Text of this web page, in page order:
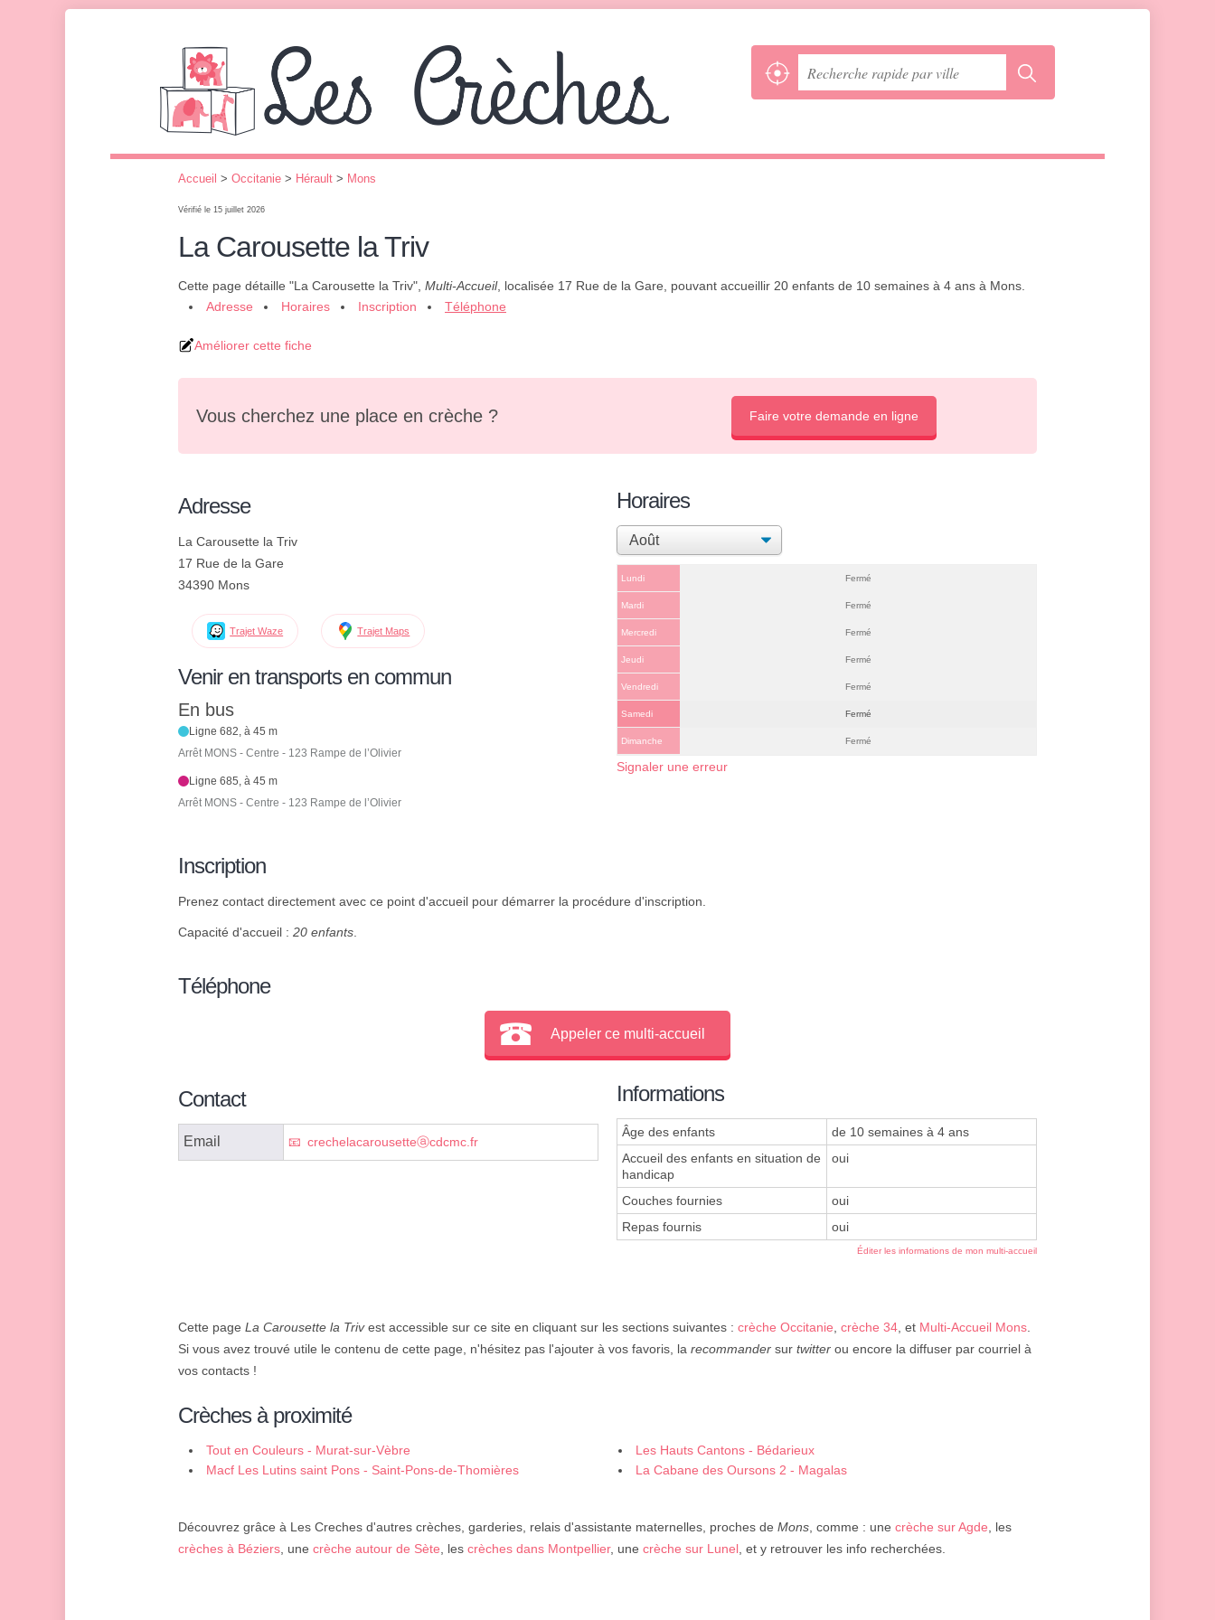
Accueil > Occitanie > Hérault > Mons
Vérifié le 15 juillet 2026
La Carousette la Triv
Cette page détaille "La Carousette la Triv", Multi-Accueil, localisée 17 Rue de la Gare, pouvant accueillir 20 enfants de 10 semaines à 4 ans à Mons.
Adresse
Horaires Inscription Téléphone
Améliorer cette fiche
Vous cherchez une place en crèche ? Faire votre demande en ligne
Adresse
La Carousette la Triv
17 Rue de la Gare
34390 Mons
Trajet Waze Trajet Maps
Venir en transports en commun
En bus
Ligne 682, à 45 m
Arrêt MONS - Centre - 123 Rampe de l’Olivier
Ligne 685, à 45 m
Arrêt MONS - Centre - 123 Rampe de l’Olivier
Horaires
Lundi Fermé
Mardi Fermé
Mercredi Fermé
Jeudi Fermé
Vendredi Fermé
Samedi Fermé
Dimanche Fermé
Signaler une erreur
Inscription
Prenez contact directement avec ce point d'accueil pour démarrer la procédure d'inscription.
Capacité d'accueil : 20 enfants.
Téléphone
Appeler ce multi-accueil
Contact
Email crechelacarousetteⓐcdcmc.fr
Informations
Âge des enfants
de 10 semaines à 4 ans
Accueil des enfants en situation de
handicap
oui
Couches fournies
oui
Repas fournis
oui
Éditer les informations de mon multi-accueil
Cette page La Carousette la Trivest accessible sur ce site en cliquant sur les sections suivantes : crèche Occitanie, crèche 34, et Multi-Accueil Mons.
Si vous avez trouvé utile le contenu de cette page, n'hésitez pas l'ajouter à vos favoris, la recommander sur twitter ou encore la diffuser par courriel à
vos contacts !
Crèches à proximité
Tout en Couleurs - Murat-sur-Vèbre
Les Hauts Cantons - Bédarieux
Macf Les Lutins saint Pons - Saint-Pons-de-Thomières
La Cabane des Oursons 2 - Magalas
Découvrez grâce à Les Creches d'autres crèches, garderies, relais d'assistante maternelles, proches de Mons, comme : une crèche sur Agde, les
crèches à Béziers, une crèche autour de Sète, les crèches dans Montpellier, une crèche sur Lunel, et y retrouver les info recherchées.